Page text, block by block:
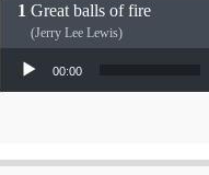
Great balls of fire
(Jerry Lee Lewis)
Lecteur audio
00:00